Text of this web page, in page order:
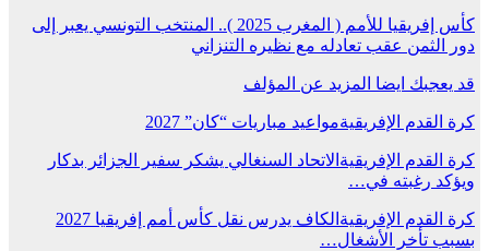
كأس إفريقيا للأمم ( المغرب 2025 ).. المنتخب التونسي يعبر إلى
دور الثمن عقب تعادله مع نظيره التنزاني
قد يعجبك ايضا المزيد عن المؤلف
كرة القدم الإفريقيةمواعيد مباريات “كان” 2027
كرة القدم الإفريقية الاتحاد السنغالي يشكر سفير الجزائر بدكار
ويؤكد رغبته في…
كرة القدم الإفريقية
الكاف يدرس نقل كأس أمم إفريقيا 2027
بسبب تأخر الأشغال…